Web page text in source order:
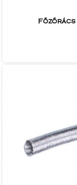
Főzőrács